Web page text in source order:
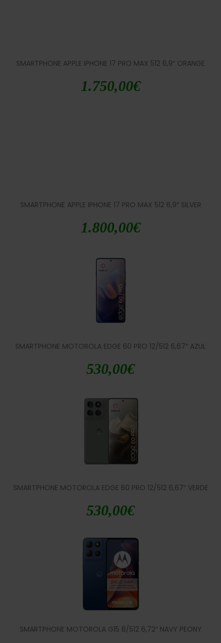
SMARTPHONE APPLE IPHONE 17 PRO MAX 512 6,9″ ORANGE
1.750,00€
SMARTPHONE APPLE IPHONE 17 PRO MAX 512 6,9″ SILVER
1.800,00€
SMARTPHONE MOTOROLA EDGE 60 PRO 12/512 6,67″ AZUL
530,00€
SMARTPHONE MOTOROLA EDGE 60 PRO 12/512 6,67″ VERDE
530,00€
SMARTPHONE MOTOROLA G15 8/512 6,72″ NAVY PEONY